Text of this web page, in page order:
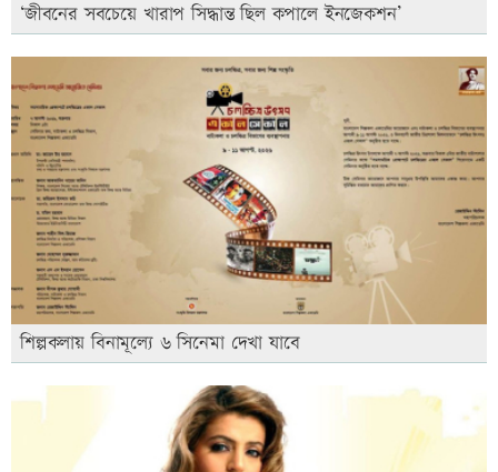
‘জীবনের সবচেয়ে খারাপ সিদ্ধান্ত ছিল কপালে ইনজেকশন’
শিল্পকলায় বিনামূল্যে ৬ সিনেমা দেখা যাবে